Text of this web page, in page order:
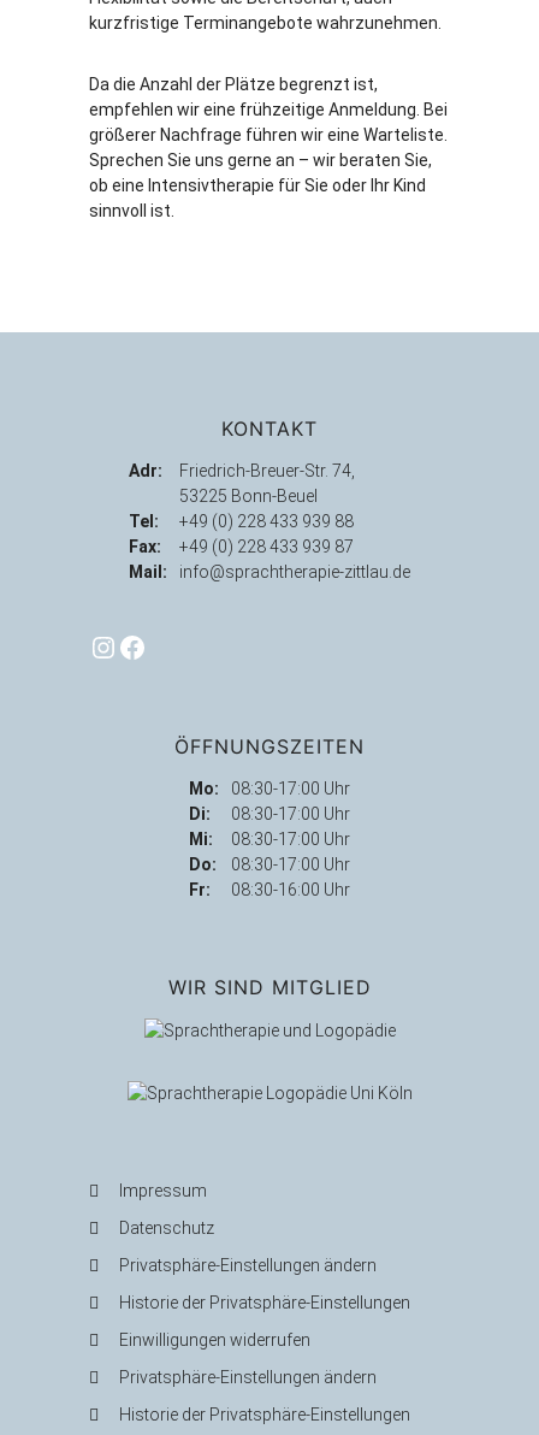
kurzfristige Terminangebote wahrzunehmen.
Da die Anzahl der Plätze begrenzt ist,
empfehlen wir eine frühzeitige Anmeldung. Bei
größerer Nachfrage führen wir eine Warteliste.
Sprechen Sie uns gerne an – wir beraten Sie,
ob eine Intensivtherapie für Sie oder Ihr Kind
sinnvoll ist.
KONTAKT
Adr:
Friedrich-Breuer-Str. 74,
53225 Bonn-Beuel
Tel:
+49 (0) 228 433 939 88
Fax:
+49 (0) 228 433 939 87
Mail:
info@sprachtherapie-zittlau.de
Instagram
Facebook
ÖFFNUNGSZEITEN
Mo:
08:30-17:00 Uhr
Di:
08:30-17:00 Uhr
Mi:
08:30-17:00 Uhr
Do:
08:30-17:00 Uhr
Fr:
08:30-16:00 Uhr
WIR SIND MITGLIED
Impressum
Datenschutz
Privatsphäre-Einstellungen ändern
Historie der Privatsphäre-Einstellungen
Einwilligungen widerrufen
Privatsphäre-Einstellungen ändern
Historie der Privatsphäre-Einstellungen